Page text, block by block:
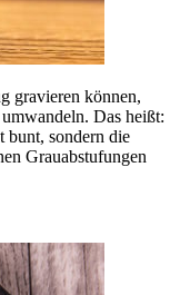
gravieren können,
Das heißt:
bunt, sondern die
Grauabstufungen